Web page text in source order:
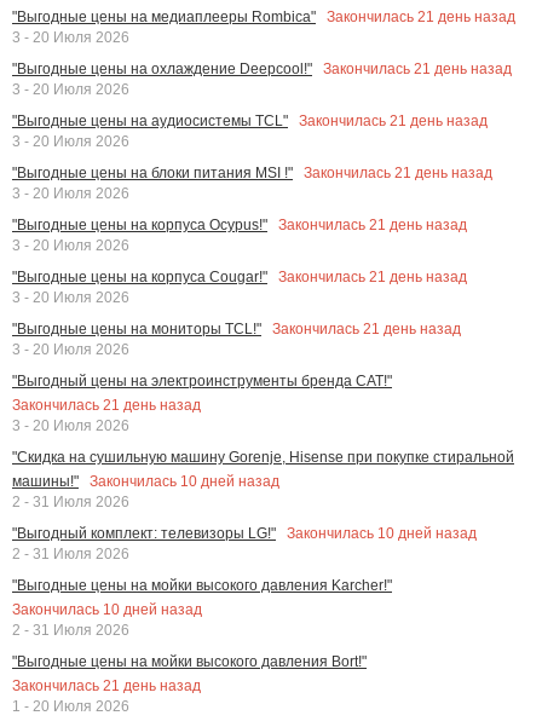
"Выгодные цены на медиаплееры Rombica"
Закончилась 21 день назад
3 - 20 Июля 2026
"Выгодные цены на охлаждение Deepcool!"
Закончилась 21 день назад
3 - 20 Июля 2026
"Выгодные цены на аудиосистемы TCL"
Закончилась 21 день назад
3 - 20 Июля 2026
"Выгодные цены на блоки питания MSI !"
Закончилась 21 день назад
3 - 20 Июля 2026
"Выгодные цены на корпуса Ocypus!"
Закончилась 21 день назад
3 - 20 Июля 2026
"Выгодные цены на корпуса Cougar!"
Закончилась 21 день назад
3 - 20 Июля 2026
"Выгодные цены на мониторы TCL!"
Закончилась 21 день назад
3 - 20 Июля 2026
"Выгодный цены на электроинструменты бренда CAT!"
Закончилась 21 день назад
3 - 20 Июля 2026
"Скидка на сушильную машину Gorenje, Hisense при покупке стиральной
машины!"
Закончилась 10 дней назад
2 - 31 Июля 2026
"Выгодный комплект: телевизоры LG!"
Закончилась 10 дней назад
2 - 31 Июля 2026
"Выгодные цены на мойки высокого давления Karcher!"
Закончилась 10 дней назад
2 - 31 Июля 2026
"Выгодные цены на мойки высокого давления Bort!"
Закончилась 21 день назад
1 - 20 Июля 2026